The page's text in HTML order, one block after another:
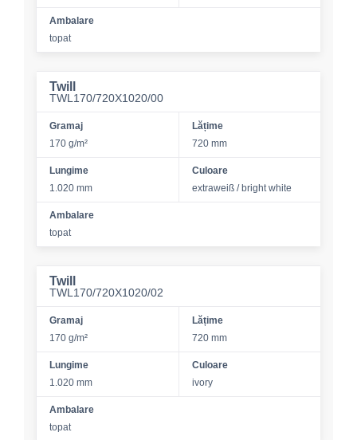
Ambalare
topat
Twill
TWL170/720X1020/00
Gramaj
170 g/m²
Lățime
720 mm
Lungime
1.020 mm
Culoare
extraweiß / bright white
Ambalare
topat
Twill
TWL170/720X1020/02
Gramaj
170 g/m²
Lățime
720 mm
Lungime
1.020 mm
Culoare
ivory
Ambalare
topat